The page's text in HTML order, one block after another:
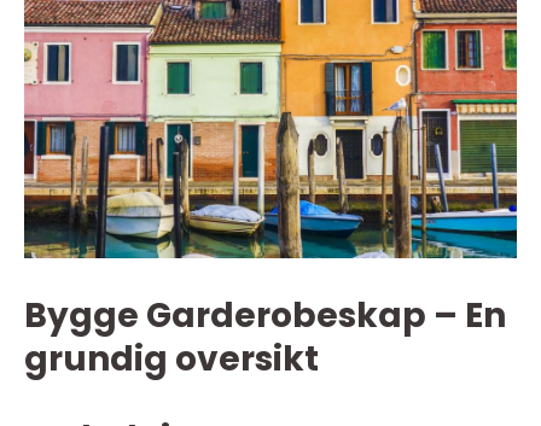
Bygge Garderobeskap – En
grundig oversikt